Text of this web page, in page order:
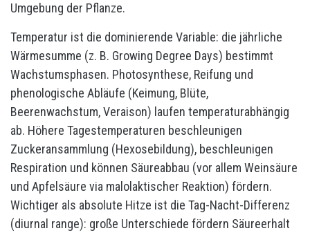
Umgebung der Pflanze.
Temperatur ist die dominierende Variable: die jährliche
Wärmesumme (z. B. Growing Degree Days) bestimmt
Wachstumsphasen. Photosynthese, Reifung und
phenologische Abläufe (Keimung, Blüte,
Beerenwachstum, Veraison) laufen temperaturabhängig
ab. Höhere Tagestemperaturen beschleunigen
Zuckeransammlung (Hexosebildung), beschleunigen
Respiration und können Säureabbau (vor allem Weinsäure
und Apfelsäure via malolaktischer Reaktion) fördern.
Wichtiger als absolute Hitze ist die Tag-Nacht-Differenz
(diurnal range): große Unterschiede fördern Säureerhalt